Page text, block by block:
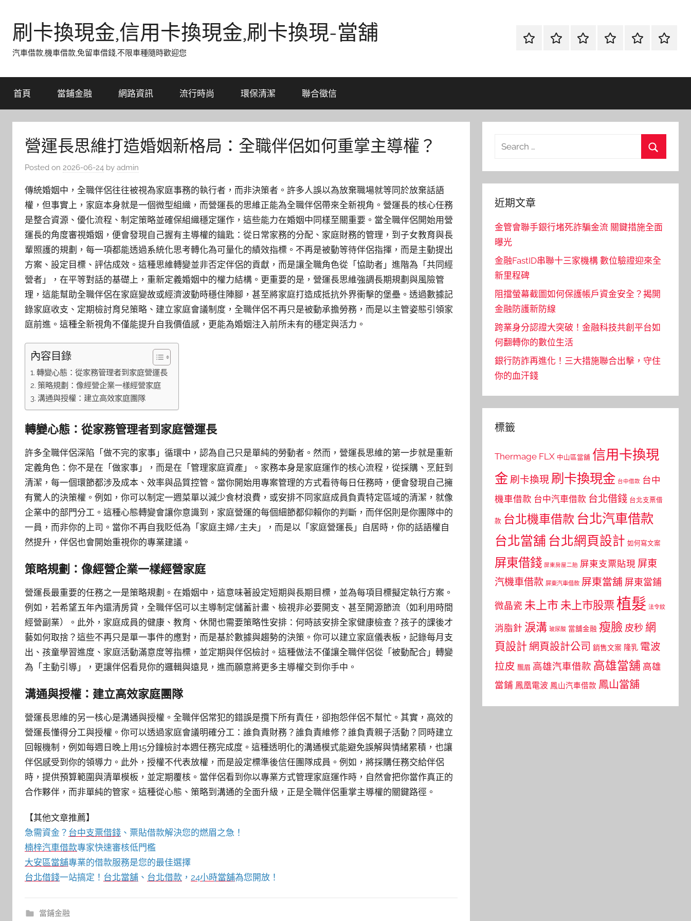
content刷卡換現金,信用卡換現金,刷卡換現-當舖
汽車借款,機車借款,免留車借錢,不限車種隨時歡迎您
首
當
網
流
環
聯
首頁 當鋪金融 網路資訊 流行時尚 環保清潔 聯合徵信
營運長思維打造婚姻新格局：全職伴侶如何重掌主導權？
Posted on 2026-06-24 by admin
傳統婚姻中，全職伴侶往往被視為家庭事務的執行者，而非決策者。許多人誤以為放棄職場就等同於放棄話語
權，但事實上，家庭本身就是一個微型組織，而營運長的思維正能為全職伴侶帶來全新視角。營運長的核心任務
是整合資源、優化流程、制定策略並確保組織穩定運作，這些能力在婚姻中同樣至關重要。當全職伴侶開始用營
運長的角度審視婚姻，便會發現自己握有主導權的鑰匙：從日常家務的分配、家庭財務的管理，到子女教育與長
輩照護的規劃，每一項都能透過系統化思考轉化為可量化的績效指標。不再是被動等待伴侶指揮，而是主動提出
方案、設定目標、評估成效。這種思維轉變並非否定伴侶的貢獻，而是讓全職角色從「協助者」進階為「共同經
營者」，在平等對話的基礎上，重新定義婚姻中的權力結構。更重要的是，營運長思維強調長期規劃與風險管
理，這能幫助全職伴侶在家庭變故或經濟波動時穩住陣腳，甚至將家庭打造成抵抗外界衝擊的堡壘。透過數據記
錄家庭收支、定期檢討育兒策略、建立家庭會議制度，全職伴侶不再只是被動承擔勞務，而是以主管姿態引領家
庭前進。這種全新視角不僅能提升自我價值感，更能為婚姻注入前所未有的穩定與活力。
內容目錄
轉變心態：從家務管理者到家庭營運長
策略規劃：像經營企業一樣經營家庭
溝通與授權：建立高效家庭團隊
轉變心態：從家務管理者到家庭營運長
許多全職伴侶深陷「做不完的家事」循環中，認為自己只是單純的勞動者。然而，營運長思維的第一步就是重新
定義角色：你不是在「做家事」，而是在「管理家庭資產」。家務本身是家庭運作的核心流程，從採購、烹飪到
清潔，每一個環節都涉及成本、效率與品質控管。當你開始用專案管理的方式看待每日任務時，便會發現自己擁
有驚人的決策權。例如，你可以制定一週菜單以減少食材浪費，或安排不同家庭成員負責特定區域的清潔，就像
企業中的部門分工。這種心態轉變會讓你意識到，家庭營運的每個細節都仰賴你的判斷，而伴侶則是你團隊中的
一員，而非你的上司。當你不再自我貶低為「家庭主婦/主夫」，而是以「家庭營運長」自居時，你的話語權自
然提升，伴侶也會開始重視你的專業建議。
策略規劃：像經營企業一樣經營家庭
營運長最重要的任務之一是策略規劃。在婚姻中，這意味著設定短期與長期目標，並為每項目標擬定執行方案。
例如，若希望五年內還清房貸，全職伴侶可以主導制定儲蓄計畫、檢視非必要開支、甚至開源節流（如利用時間
經營副業）。此外，家庭成員的健康、教育、休閒也需要策略性安排：何時該安排全家健康檢查？孩子的課後才
藝如何取捨？這些不再只是單一事件的應對，而是基於數據與趨勢的決策。你可以建立家庭儀表板，記錄每月支
出、孩童學習進度、家庭活動滿意度等指標，並定期與伴侶檢討。這種做法不僅讓全職伴侶從「被動配合」轉變
為「主動引導」，更讓伴侶看見你的邏輯與遠見，進而願意將更多主導權交到你手中。
溝通與授權：建立高效家庭團隊
營運長思維的另一核心是溝通與授權。全職伴侶常犯的錯誤是攬下所有責任，卻抱怨伴侶不幫忙。其實，高效的
營運長懂得分工與授權。你可以透過家庭會議明確分工：誰負責財務？誰負責維修？誰負責親子活動？同時建立
回報機制，例如每週日晚上用15分鐘檢討本週任務完成度。這種透明化的溝通模式能避免誤解與情緒累積，也讓
伴侶感受到你的領導力。此外，授權不代表放權，而是設定標準後信任團隊成員。例如，將採購任務交給伴侶
時，提供預算範圍與清單模板，並定期覆核。當伴侶看到你以專業方式管理家庭運作時，自然會把你當作真正的
合作夥伴，而非單純的管家。這種從心態、策略到溝通的全面升級，正是全職伴侶重掌主導權的關鍵路徑。
【其他文章推薦】
急需資金？ 台中支票借錢 、票貼借款解決您的燃眉之急！
楠梓汽車借款專家快速審核低門檻
大安區當舖專業的借款服務是您的最佳選擇
台北借錢一站搞定！ 台北當舖 、 台北借款 ， 24小時當舖為您開放！
當鋪金融
Search
近期文章
金管會聯手銀行堵死詐騙金流 關鍵措施全面
曝光
金融FastID串聯十三家機構 數位驗證迎來全
新里程碑
阻擋螢幕截圖如何保護帳戶資金安全？揭開
金融防護新防線
跨業身分認證大突破！金融科技共創平台如
何翻轉你的數位生活
銀行防詐再進化！三大措施聯合出擊，守住
你的血汗錢
標籤
Thermage FLX 中山區當舖 信用卡換現
金 刷卡換現 刷卡換現金 台中借款 台中
機車借款 台中汽車借款 台北借錢 台北支票借
款 台北機車借款 台北汽車借款
台北當舖 台北網頁設計 如何寫文案
屏東借錢 屏東房屋二胎 屏東支票貼現 屏東
汽機車借款 屏東汽車借款 屏東當舖 屏東當鋪
微晶瓷 未上市 未上市股票植髮 法令紋
消脂針 淚溝 玻尿酸 當舖金融 瘦臉 皮秒 網
頁設計 網頁設計公司 銷售文案 隆乳 電波
拉皮 飄眉 高雄汽車借款 高雄當舖 高雄
當鋪 鳳凰電波 鳳山汽車借款 鳳山當舖